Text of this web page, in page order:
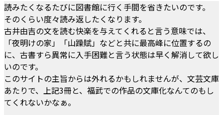
読みたくなるたびに図書館に行く手間を省きたいのです。
そのくらい度々読み返したくなります。
古井由吉の文を読む快楽を与えてくれると言う意味では、
「夜明けの家」「山躁賦」などと共に最高峰に位置するの
に、古書すら異常に入手困難と言う状態は早く解消して欲し
いのです。
このサイトの主旨からは外れるかもしれませんが、文芸文庫
あたりで、上記3冊と、福武での作品の文庫化なんてのもし
てくれないかなぁ。